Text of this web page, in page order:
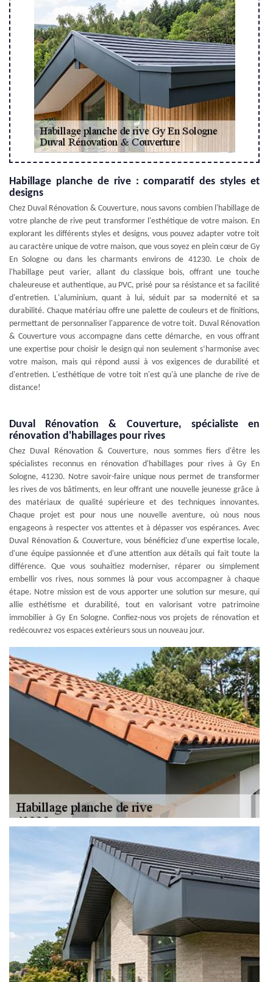
Habillage planche de rive : comparatif des styles et
designs
Chez Duval Rénovation & Couverture, nous savons combien l'habillage de
votre planche de rive peut transformer l'esthétique de votre maison. En
explorant les différents styles et designs, vous pouvez adapter votre toit
au caractère unique de votre maison, que vous soyez en plein cœur de Gy
En Sologne ou dans les charmants environs de 41230. Le choix de
l'habillage peut varier, allant du classique bois, offrant une touche
chaleureuse et authentique, au PVC, prisé pour sa résistance et sa facilité
d'entretien. L'aluminium, quant à lui, séduit par sa modernité et sa
durabilité. Chaque matériau offre une palette de couleurs et de finitions,
permettant de personnaliser l'apparence de votre toit. Duval Rénovation
& Couverture vous accompagne dans cette démarche, en vous offrant
une expertise pour choisir le design qui non seulement s’harmonise avec
votre maison, mais qui répond aussi à vos exigences de durabilité et
d'entretien. L'esthétique de votre toit n'est qu'à une planche de rive de
distance!
Duval Rénovation & Couverture, spécialiste en
rénovation d'habillages pour rives
Chez Duval Rénovation & Couverture, nous sommes fiers d'être les
spécialistes reconnus en rénovation d'habillages pour rives à Gy En
Sologne, 41230. Notre savoir-faire unique nous permet de transformer
les rives de vos bâtiments, en leur offrant une nouvelle jeunesse grâce à
des matériaux de qualité supérieure et des techniques innovantes.
Chaque projet est pour nous une nouvelle aventure, où nous nous
engageons à respecter vos attentes et à dépasser vos espérances. Avec
Duval Rénovation & Couverture, vous bénéficiez d'une expertise locale,
d'une équipe passionnée et d'une attention aux détails qui fait toute la
différence. Que vous souhaitiez moderniser, réparer ou simplement
embellir vos rives, nous sommes là pour vous accompagner à chaque
étape. Notre mission est de vous apporter une solution sur mesure, qui
allie esthétisme et durabilité, tout en valorisant votre patrimoine
immobilier à Gy En Sologne. Confiez-nous vos projets de rénovation et
redécouvrez vos espaces extérieurs sous un nouveau jour.